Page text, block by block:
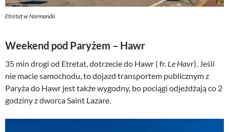
Etretat w Normandii
Weekend pod Paryżem – Hawr
35 min drogi od Etretat, dotrzecie do Hawr ( fr. Le Havr). Jeśli
nie macie samochodu, to dojazd transportem publicznym z
Paryża do Hawr jest także wygodny, bo pociągi odjeżdżają co 2
godziny z dworca Saint Lazare.